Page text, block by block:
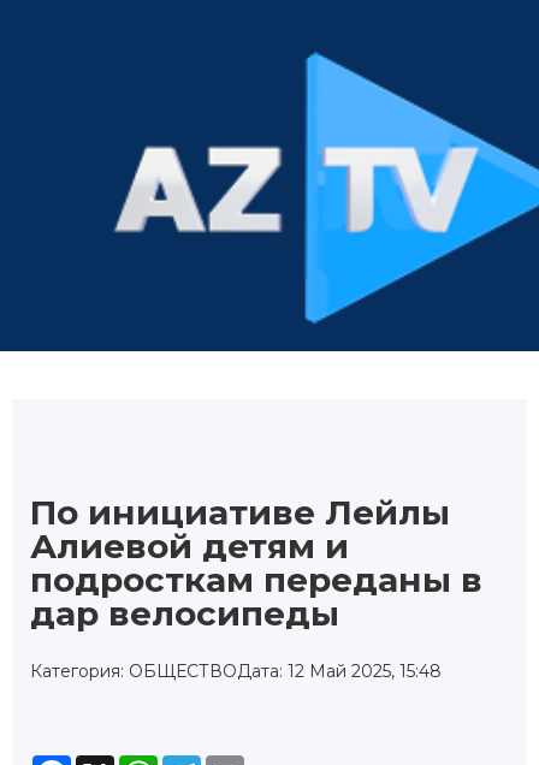
По инициативе Лейлы
Алиевой детям и
подросткам переданы в
дар велосипеды
Категория: ОБЩЕСТВОДата: 12 Май 2025, 15:48